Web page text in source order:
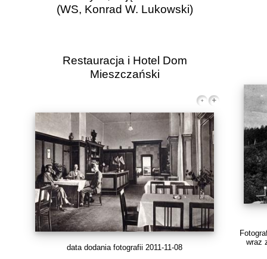
(WS, Konrad W. Lukowski)
Restauracja i Hotel Dom
Mieszczański
data dodania fotografii 2011-11-08
wraz